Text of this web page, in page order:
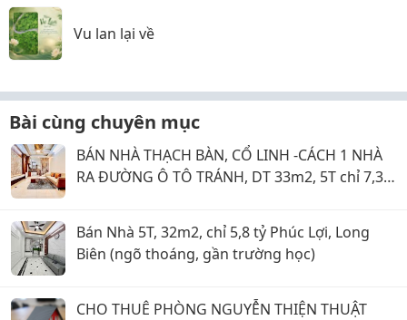
Vu lan lại về
Bài cùng chuyên mục
BÁN NHÀ THẠCH BÀN, CỔ LINH -CÁCH 1 NHÀ
RA ĐƯỜNG Ô TÔ TRÁNH, DT 33m2, 5T chỉ 7,35
Bán Nhà 5T, 32m2, chỉ 5,8 tỷ Phúc Lợi, Long
Biên (ngõ thoáng, gần trường học)
CHO THUÊ PHÒNG NGUYỄN THIỆN THUẬT